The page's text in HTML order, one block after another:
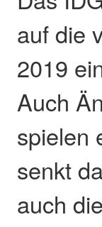
auf die
2019
Auch
spielen
senkt
auch